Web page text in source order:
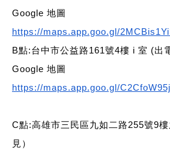
Google 地圖
https://maps.app.goo.gl/
B點:台中市公益路161號4樓 i 室 (出
Google 地圖
https://maps.app.goo.gl/
C點:高雄市三民區九如二路255號9
見）